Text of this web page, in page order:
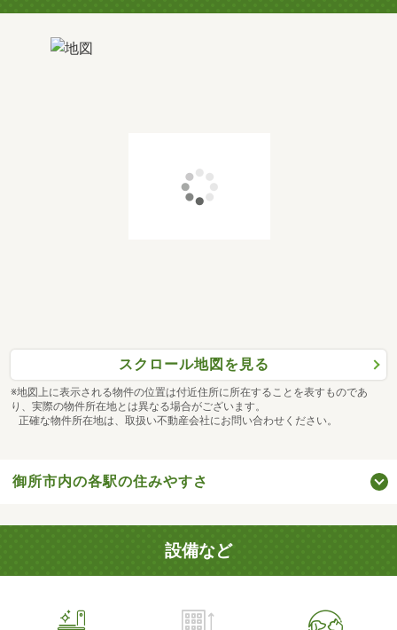
スクロール地図を見る
※地図上に表示される物件の位置は付近住所に所在することを表すものであ
り、実際の物件所在地とは異なる場合がございます。
正確な物件所在地は、取扱い不動産会社にお問い合わせください。
御所市内の各駅の住みやすさ
設備など